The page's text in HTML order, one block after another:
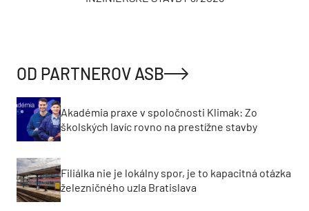
OD PARTNEROV ASB
Akadémia praxe v spoločnosti Klimak: Zo
školských lavíc rovno na prestížne stavby
Filiálka nie je lokálny spor, je to kapacitná otázka
železničného uzla Bratislava